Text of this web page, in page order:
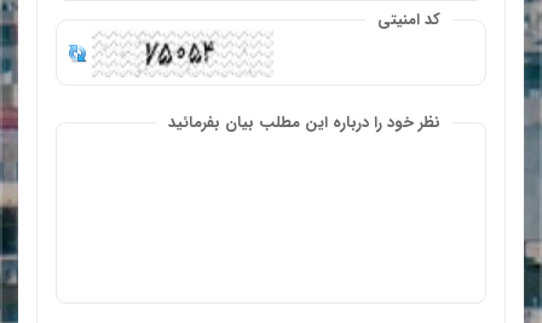
کد امنیتی
نظر خود را درباره این مطلب بیان بفرمائید